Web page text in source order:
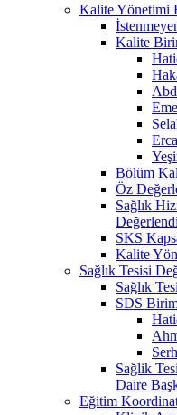
Kalite Yönetimi
Kalite
Bölüm
Öz
Sağlık
SKS
Kalite
Sağlık Tesisi
Sağlık
SDS Birim
Sağlik
Daire
Eğitim